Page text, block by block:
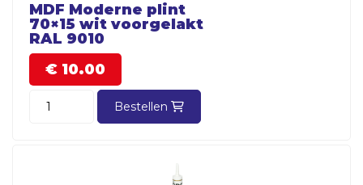
MDF Moderne plint
70×15 wit voorgelakt
RAL 9010
€ 10.00
Bestellen